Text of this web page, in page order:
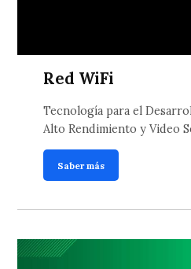
Red WiFi
Tecnología para el
Alto Rendimiento y Video
Saber más